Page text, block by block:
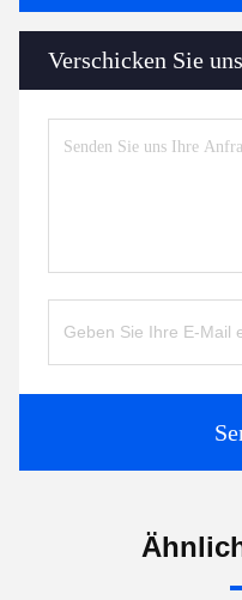
Verschicken Sie uns